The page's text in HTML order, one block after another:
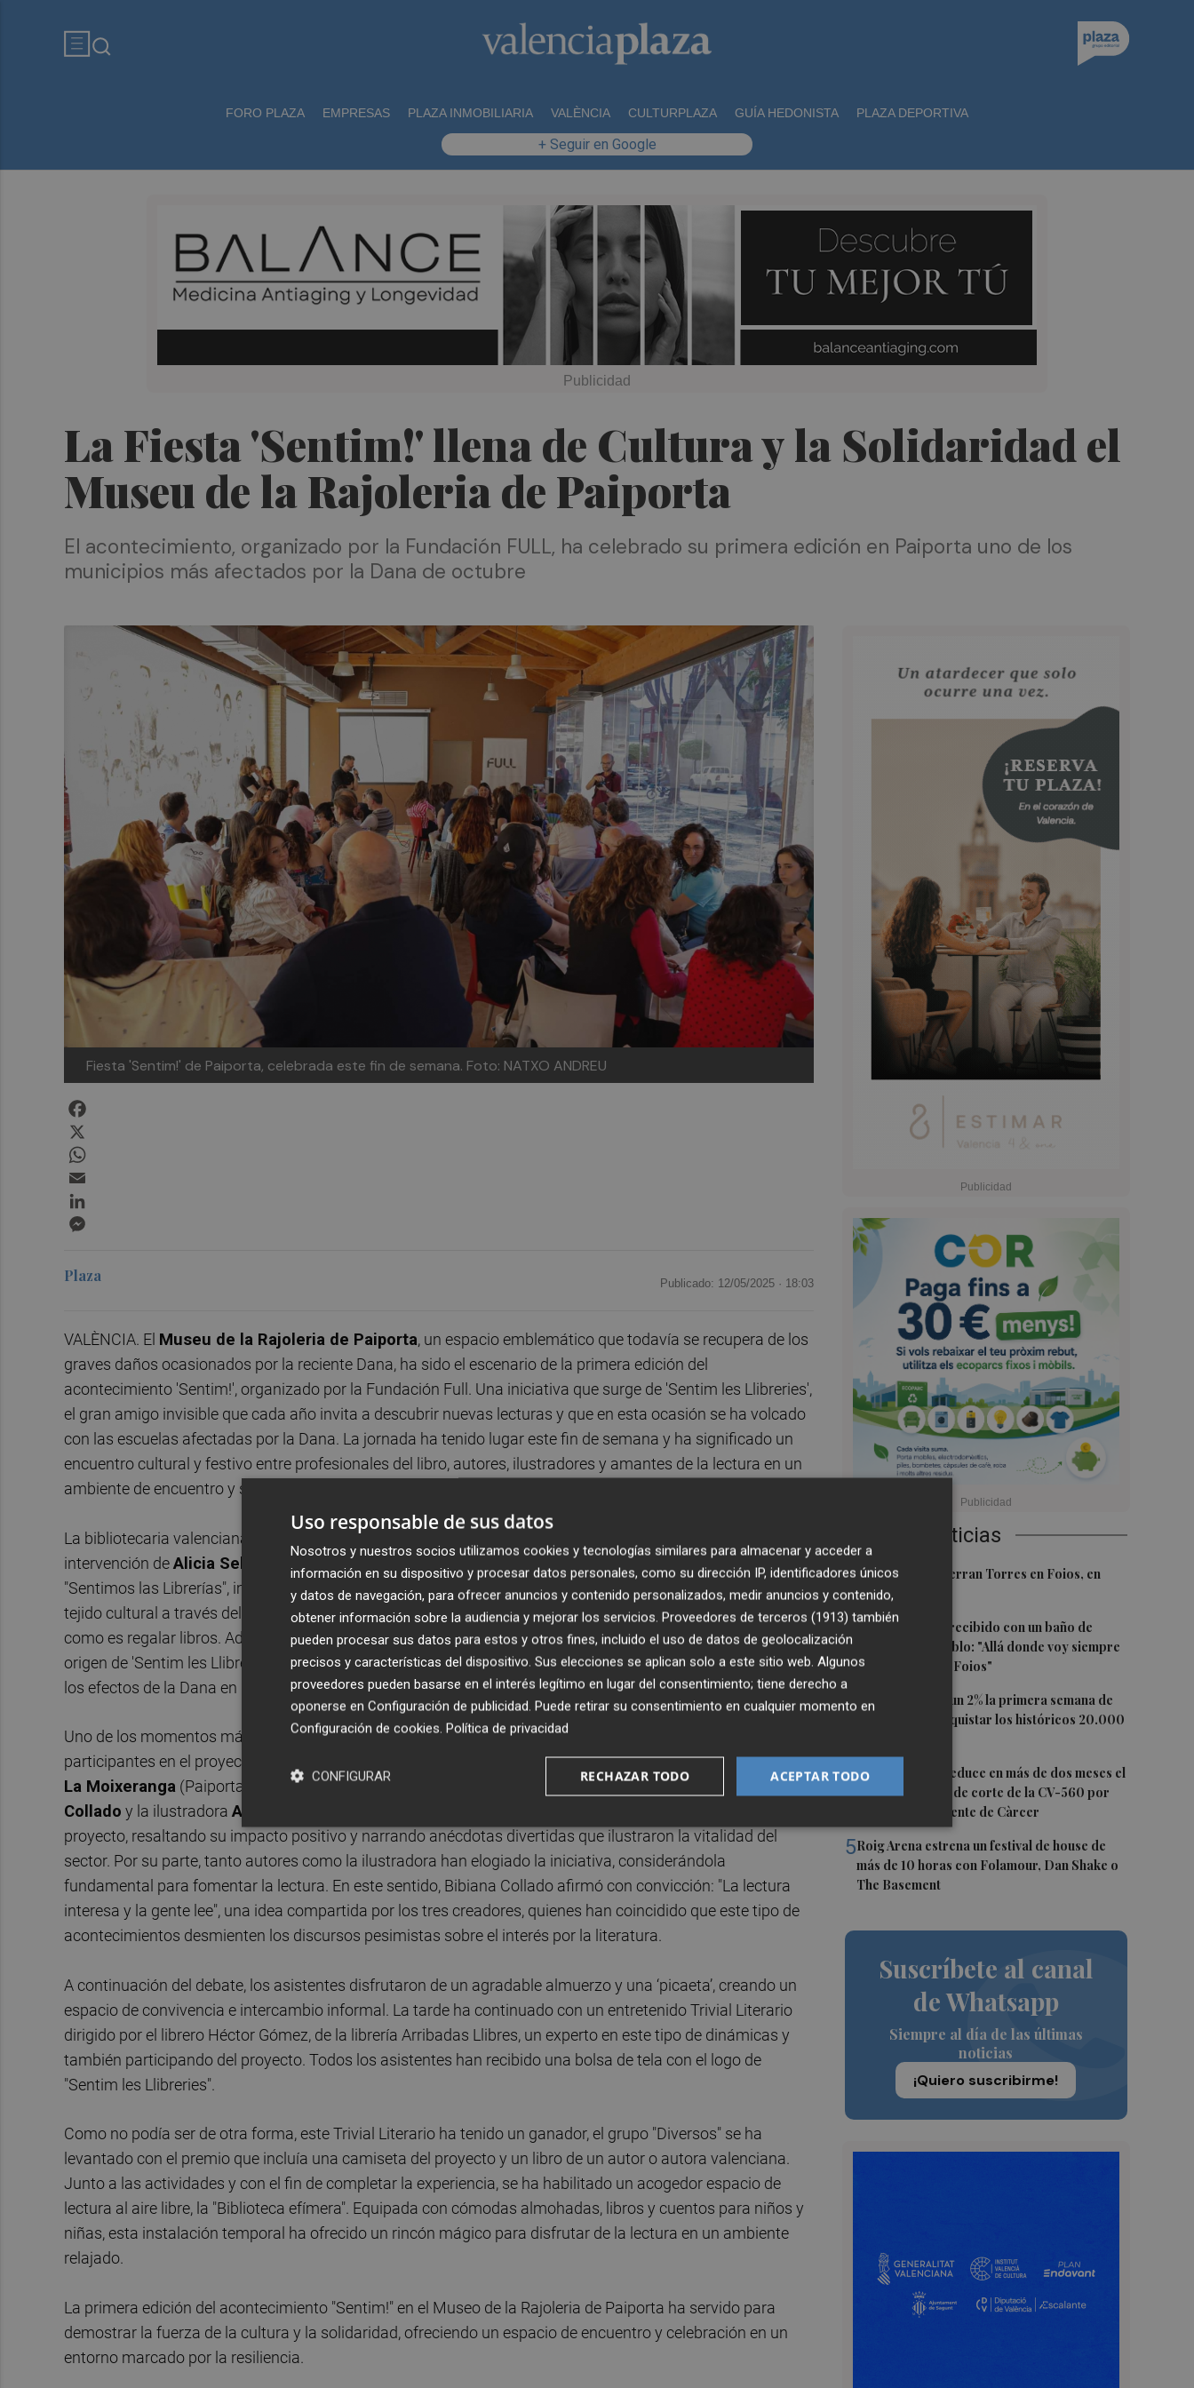
FORO PLAZA EMPRESAS PLAZA INMOBILIARIA VALÈNCIA CULTURPLAZA GUÍA HEDONISTA PLAZA DEPORTIVA
+ Seguir en Google
La Fiesta 'Sentim!' llena de Cultura y la Solidaridad el
Museu de la Rajoleria de Paiporta
El acontecimiento, organizado por la Fundación FULL, ha celebrado su primera edición en Paiporta uno de los
municipios más afectados por la Dana de octubre
Fiesta 'Sentim!' de Paiporta, celebrada este fin de semana. Foto: NATXO ANDREU
Últimas Noticias
1 El homenaje a Ferran Torres en Foios, en
imágenes
2Ferran Torres, recibido con un baño de
masas en su pueblo: "Allá donde voy siempre
digo que soy de Foios"
3 El Ibex 35 sube un 2% la primera semana de
agosto tras conquistar los históricos 20.000
4La Diputación reduce en más de dos meses el
tiempo previsto de corte de la CV-560 por
las obras del puente de Càrcer
5Roig Arena estrena un festival de house de
más de 10 horas con Folamour, Dan Shake o
The Basement
Suscríbete al canal
de Whatsapp
Siempre al día de las últimas
noticias
¡Quiero suscribirme!
Plaza Publicado: 12/05/2025 · 18:03
VALÈNCIA. El Museu de la Rajoleria de Paiporta, un espacio emblemático que todavía se recupera de los
graves daños ocasionados por la reciente Dana, ha sido el escenario de la primera edición del
acontecimiento 'Sentim!', organizado por la Fundación Full. Una iniciativa que surge de 'Sentim les Llibreries',
el gran amigo invisible que cada año invita a descubrir nuevas lecturas y que en esta ocasión se ha volcado
con las escuelas afectadas por la Dana. La jornada ha tenido lugar este fin de semana y ha significado un
encuentro cultural y festivo entre profesionales del libro, autores, ilustradores y amantes de la lectura en un
ambiente de encuentro y solidaridad.
La bibliotecaria valenciana
ha sido la encargada de conducir el acontecimiento, dando a la
intervención deAlicia Sellés
, presidenta de la Fundación Full. Sellés Ha explicado en detalle el proyecto
"Sentimos las Librerías", impulsado por la Fundación, destacando su objetivo que no es otro que fortalecer el
tejido cultural a través del apoyo al sector mediante la participación ciudadana en un acto tan agradable
como es regalar libros. Además, presentó otros proyectos que desarrolla la Fundación Full recordando el
origen de 'Sentim les Llibreries', subrayando el carácter solidario de la edición de este año, dedicada a paliar
los efectos de la Dana en las escuelas de las poblaciones afectadas.
Uno de los momentos más enriquecedores de la jornada ha sido el coloquio que ha reunido varias librerías
participantes en el proyecto:
(Alicante),Chus Libros(San Juan) y
La Moixeranga (Paiporta). Junto a ellas, han participado el autor Natxo Escandell, la autora
Bibiana
Collado y la ilustradora Aitana Carrasco
proyecto, resaltando su impacto positivo y narrando anécdotas divertidas que ilustraron la vitalidad del
sector. Por su parte, tanto autores como la ilustradora han elogiado la iniciativa, considerándola
fundamental para fomentar la lectura. En este sentido, Bibiana Collado afirmó con convicción: "La lectura
interesa y la gente lee", una idea compartida por los tres creadores, quienes han coincidido que este tipo de
acontecimientos desmienten los discursos pesimistas sobre el interés por la literatura.
A continuación del debate, los asistentes disfrutaron de un agradable almuerzo y una ‘picaeta’, creando un
espacio de convivencia e intercambio informal. La tarde ha continuado con un entretenido Trivial Literario
dirigido por el librero Héctor Gómez, de la librería Arribadas Llibres, un experto en este tipo de dinámicas y
también participando del proyecto. Todos los asistentes han recibido una bolsa de tela con el logo de
"Sentim les Llibreries".
Como no podía ser de otra forma, este Trivial Literario ha tenido un ganador, el grupo "Diversos" se ha
levantado con el premio que incluía una camiseta del proyecto y un libro de un autor o autora valenciana.
Junto a las actividades y con el fin de completar la experiencia, se ha habilitado un acogedor espacio de
lectura al aire libre, la "Biblioteca efímera". Equipada con cómodas almohadas, libros y cuentos para niños y
niñas, esta instalación temporal ha ofrecido un rincón mágico para disfrutar de la lectura en un ambiente
relajado.
La primera edición del acontecimiento "Sentim!" en el Museo de la Rajoleria de Paiporta ha servido para
demostrar la fuerza de la cultura y la solidaridad, ofreciendo un espacio de encuentro y celebración en un
entorno marcado por la resiliencia.
Uso responsable de sus datos
Nosotros y nuestros socios utilizamos cookies y tecnologías similares para almacenar y acceder a
información en su dispositivo y procesar datos personales, como su dirección IP, identificadores únicos
y datos de navegación, para ofrecer anuncios y contenido personalizados, medir anuncios y contenido,
obtener información sobre la audiencia y mejorar los servicios. Proveedores de terceros (1913) también
pueden procesar sus datos para estos y otros fines, incluido el uso de datos de geolocalización
precisos y características del dispositivo. Sus elecciones se aplican solo a este sitio web. Algunos
proveedores pueden basarse en el interés legítimo en lugar del consentimiento; tiene derecho a
oponerse en Configuración de publicidad. Puede retirar su consentimiento en cualquier momento en
Configuración de cookies. Política de privacidad
ACEPTAR TODO
RECHAZAR TODO
CONFIGURAR